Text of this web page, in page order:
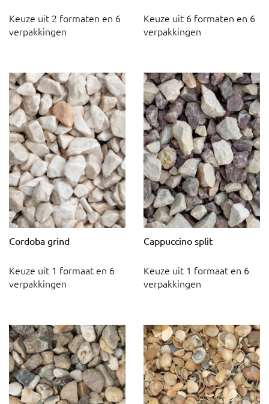
Keuze uit 2 formaten en 6
verpakkingen
Keuze uit 6 formaten en 6
verpakkingen
Cordoba grind
Keuze uit 1 formaat en 6
verpakkingen
Cappuccino split
Keuze uit 1 formaat en 6
verpakkingen